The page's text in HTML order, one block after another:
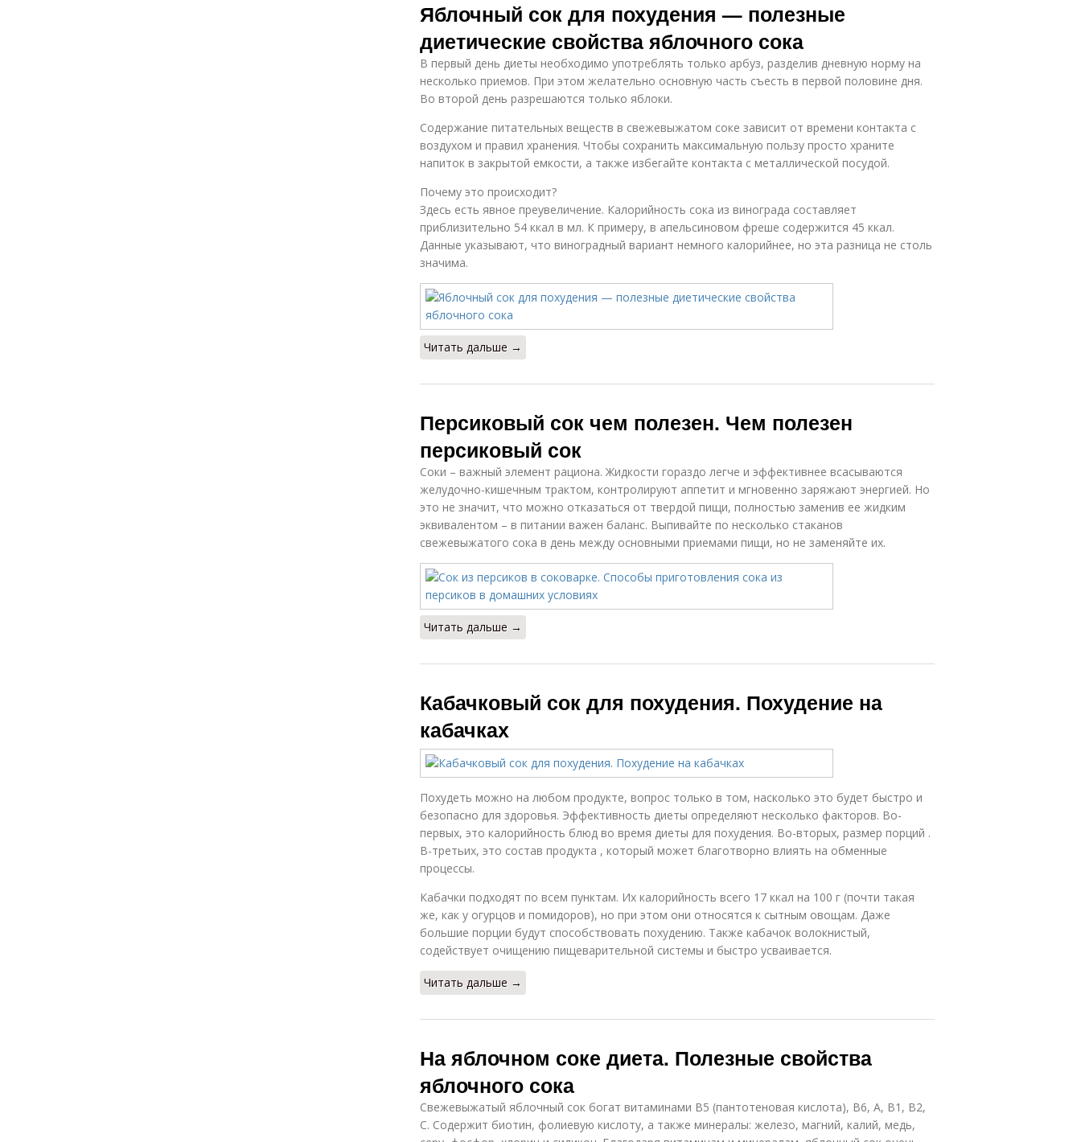
Яблочный сок для похудения — полезные
диетические свойства яблочного сока
В первый день диеты необходимо употреблять только арбуз, разделив дневную норму на
несколько приемов. При этом желательно основную часть съесть в первой половине дня.
Во второй день разрешаются только яблоки.
Содержание питательных веществ в свежевыжатом соке зависит от времени контакта с
воздухом и правил хранения. Чтобы сохранить максимальную пользу просто храните
напиток в закрытой емкости, а также избегайте контакта с металлической посудой.
Почему это происходит?
Здесь есть явное преувеличение. Калорийность сока из винограда составляет
приблизительно 54 ккал в мл. К примеру, в апельсиновом фреше содержится 45 ккал.
Данные указывают, что виноградный вариант немного калорийнее, но эта разница не столь
значима.
Читать дальше →
Персиковый сок чем полезен. Чем полезен
персиковый сок
Соки – важный элемент рациона. Жидкости гораздо легче и эффективнее всасываются
желудочно-кишечным трактом, контролируют аппетит и мгновенно заряжают энергией. Но
это не значит, что можно отказаться от твердой пищи, полностью заменив ее жидким
эквивалентом – в питании важен баланс. Выпивайте по несколько стаканов
свежевыжатого сока в день между основными приемами пищи, но не заменяйте их.
Читать дальше →
Кабачковый сок для похудения. Похудение на
кабачках
Похудеть можно на любом продукте, вопрос только в том, насколько это будет быстро и
безопасно для здоровья. Эффективность диеты определяют несколько факторов. Во-
первых, это калорийность блюд во время диеты для похудения. Во-вторых, размер порций .
В-третьих, это состав продукта , который может благотворно влиять на обменные
процессы.
Кабачки подходят по всем пунктам. Их калорийность всего 17 ккал на 100 г (почти такая
же, как у огурцов и помидоров), но при этом они относятся к сытным овощам. Даже
большие порции будут способствовать похудению. Также кабачок волокнистый,
содействует очищению пищеварительной системы и быстро усваивается.
Читать дальше →
На яблочном соке диета. Полезные свойства
яблочного сока
Свежевыжатый яблочный сок богат витаминами В5 (пантотеновая кислота), В6, А, В1, В2,
С. Содержит биотин, фолиевую кислоту, а также минералы: железо, магний, калий, медь,